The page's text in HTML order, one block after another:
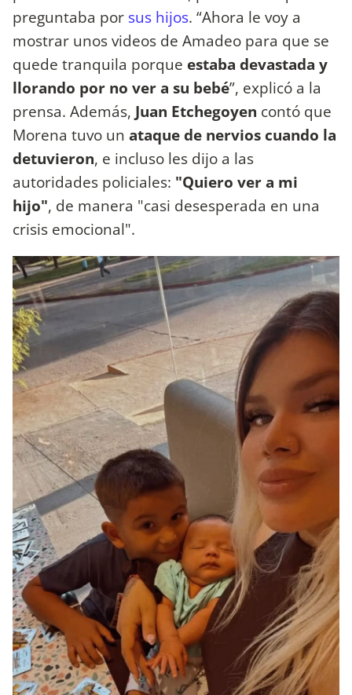
preguntaba por sus hijos. “Ahora le voy a
mostrar unos videos de Amadeo para que se
quede tranquila porque estaba devastada y
llorando por no ver a su bebé”, explicó a la
prensa. Además, Juan Etchegoyen contó que
Morena tuvo un ataque de nervios cuando la
detuvieron, e incluso les dijo a las
autoridades policiales: "Quiero ver a mi
hijo", de manera "casi desesperada en una
crisis emocional".